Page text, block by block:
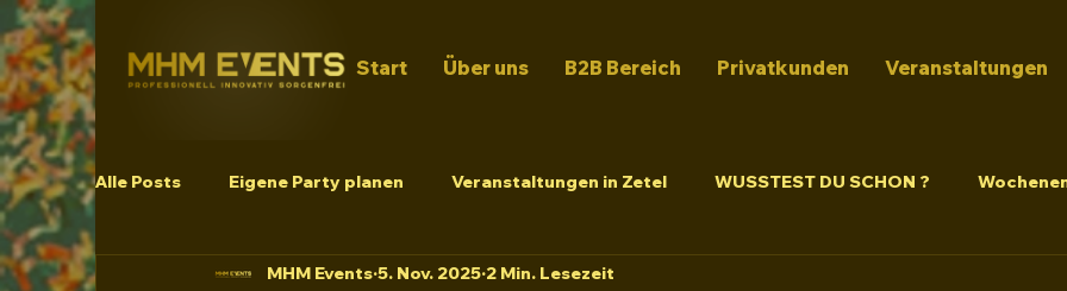
Start Über uns B2B Bereich Privatkunden Veranstaltungen
Alle Posts Eigene Party planen Veranstaltungen in Zetel WUSSTEST DU SCHON ?
MHM Events 5. Nov. 2025 2 Min. Lesezeit